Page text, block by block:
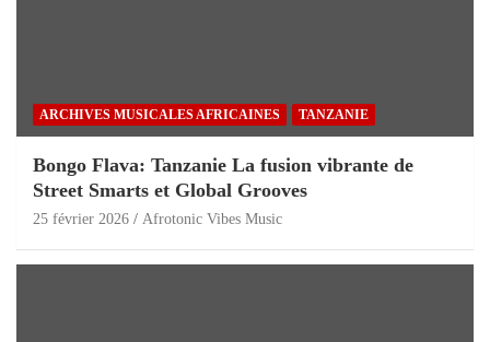
ARCHIVES MUSICALES AFRICAINES TANZANIE
Bongo Flava: Tanzanie La fusion vibrante de
Street Smarts et Global Grooves
25 février 2026 Afrotonic Vibes Music